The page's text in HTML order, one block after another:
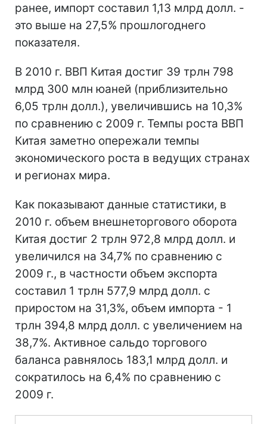
ранее, импорт составил 1,13 млрд долл. -
это выше на 27,5% прошлогоднего
показателя.
В 2010 г. ВВП Китая достиг 39 трлн 798
млрд 300 млн юаней (приблизительно
6,05 трлн долл.), увеличившись на 10,3%
по сравнению с 2009 г. Темпы роста ВВП
Китая заметно опережали темпы
экономического роста в ведущих странах
и регионах мира.
Как показывают данные статистики, в
2010 г. объем внешнеторгового оборота
Китая достиг 2 трлн 972,8 млрд долл. и
увеличился на 34,7% по сравнению с
2009 г., в частности объем экспорта
составил 1 трлн 577,9 млрд долл. с
приростом на 31,3%, объем импорта - 1
трлн 394,8 млрд долл. с увеличением на
38,7%. Активное сальдо торгового
баланса равнялось 183,1 млрд долл. и
сократилось на 6,4% по сравнению с
2009 г.